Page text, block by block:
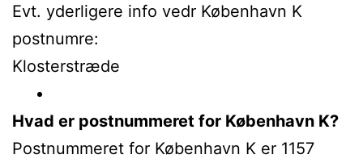
Evt. yderligere info vedr København K
postnumre:
Klosterstræde
Hvad er postnummeret for København K?
Postnummeret for København K er 1157